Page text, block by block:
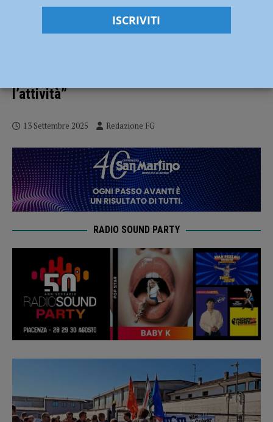
rilanciare l’attività”
Crisi MCM, la nota dell’azienda:
l’attività”
13 Settembre 2025 Redazione FG
RADIO SOUND PARTY